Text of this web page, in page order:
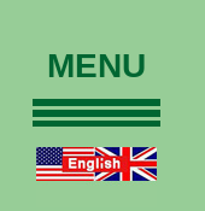
MENU
Touren